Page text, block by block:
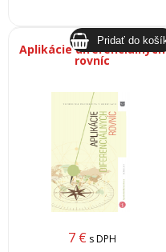
Aplikácie diferenciálnych
rovníc
7 € s DPH